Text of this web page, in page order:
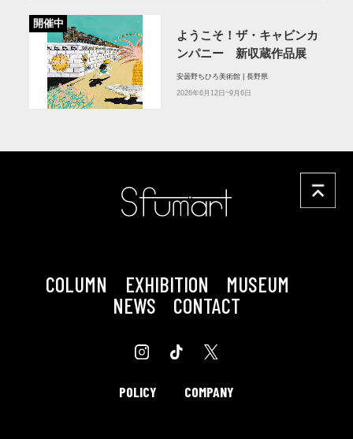
開催中
ようこそ！ザ・キャビンカ
ンパニー 新収蔵作品展
安曇野ちひろ美術館 | 長野県
2026年6月12日~9月6日
COLUMN EXHIBITION
MUSEUM
NEWS
CONTACT
POLICY COMPANY